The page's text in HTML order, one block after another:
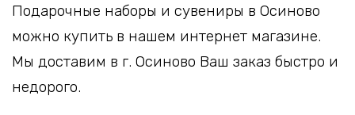
Подарочные наборы и сувениры в Осиново
можно купить в нашем интернет магазине.
Мы доставим в г. Осиново Ваш заказ быстро и
недорого.